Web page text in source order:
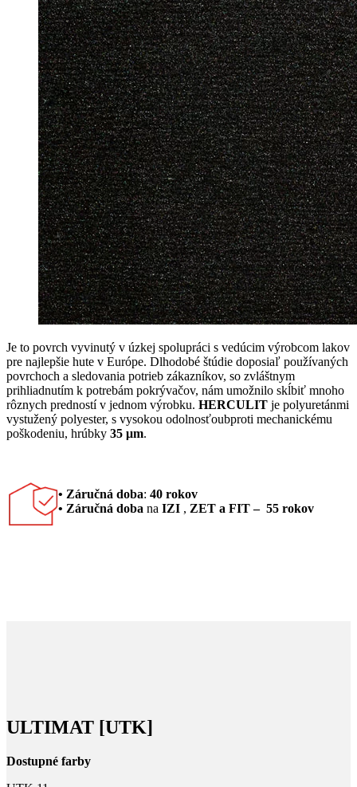
Je to povrch vyvinutý v úzkej spolupráci s vedúcim výrobcom lakov
pre najlepšie hute v Európe. Dlhodobé štúdie doposiaľ používaných
povrchoch a sledovania potrieb zákazníkov, so zvláštnym
prihliadnutím k potrebám pokrývačov, nám umožnilo skĺbiť mnoho
rôznych predností v jednom výrobku. HERCULIT je polyuretánmi
vystužený polyester, s vysokou odolnosťoubproti mechanickému
poškodeniu, hrúbky 35 μm.
• Záručná doba: 40 rokov
• Záručná doba na IZI , ZET a FIT – 55 rokov
ULTIMAT [UTK]
Dostupné farby